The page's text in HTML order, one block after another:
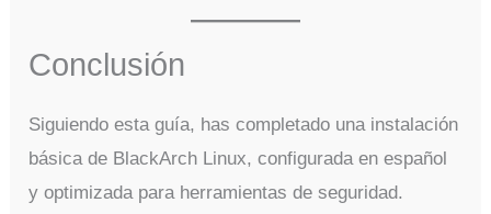
Conclusión
Siguiendo esta guía, has completado una instalación
básica de BlackArch Linux, configurada en español
y optimizada para herramientas de seguridad.